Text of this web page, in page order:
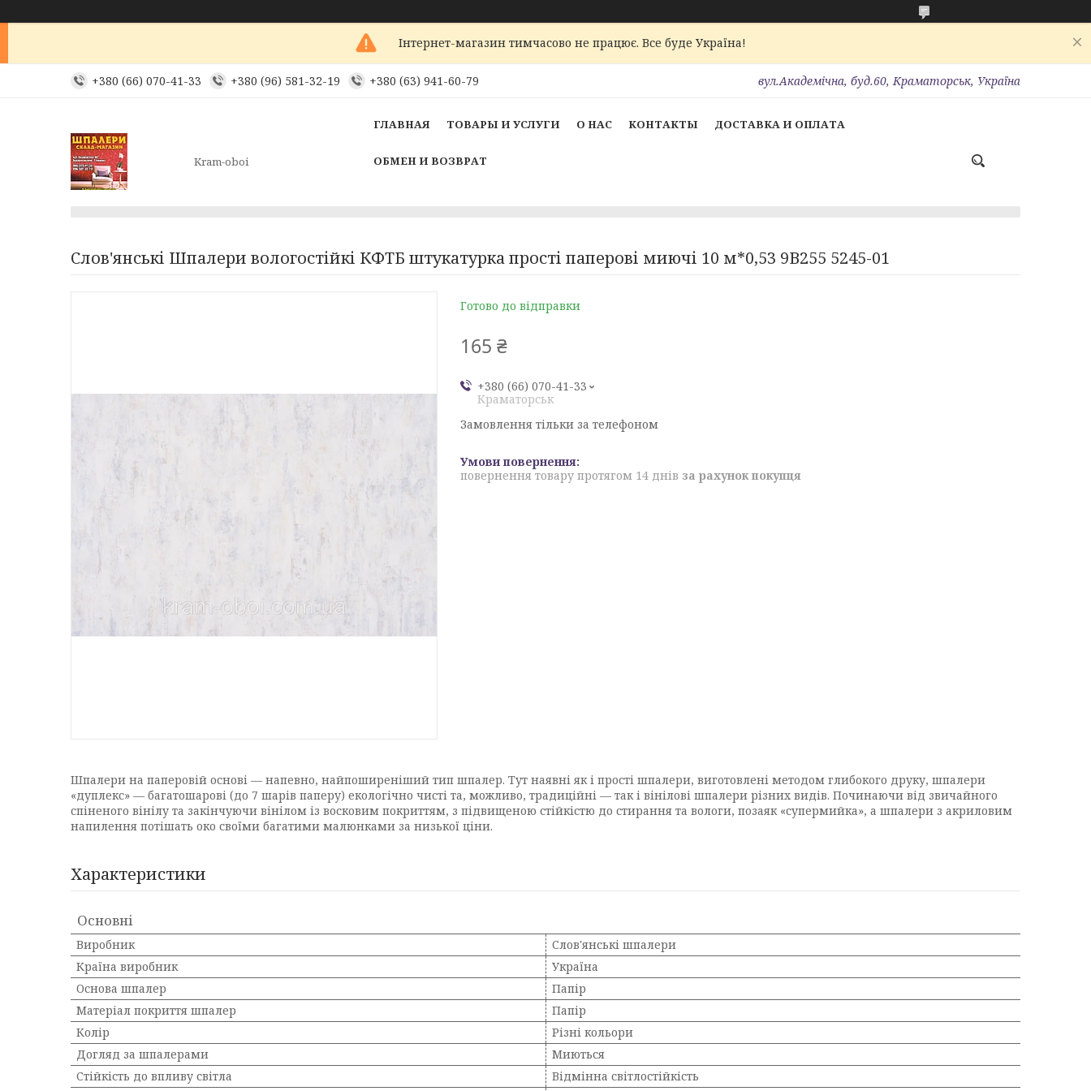
Інтернет-магазин тимчасово не працює. Все буде Україна!
+380 (66) 070-41-33 +380 (96) 581-32-19 +380 (63) 941-60-79 вул.Академічна, буд.60, Краматорськ, Україна
Kram-oboi
ГЛАВНАЯ ТОВАРЫ И УСЛУГИ О НАС КОНТАКТЫ ДОСТАВКА И ОПЛАТА
ОБМЕН И ВОЗВРАТ
Слов'янські Шпалери вологостійкі КФТБ штукатурка прості паперові миючі 10 м*0,53 9В255 5245-01
Готово до відправки
165 ₴
+380 (66) 070-41-33
Краматорськ
Замовлення тільки за телефоном
повернення товару протягом 14 днів за рахунок покупця
Шпалери на паперовій основі — напевно, найпоширеніший тип шпалер. Тут наявні як і прості шпалери, виготовлені методом глибокого друку, шпалери
«дуплекс» — багатошарові (до 7 шарів паперу) екологічно чисті та, можливо, традиційні — так і вінілові шпалери різних видів. Починаючи від звичайного
спіненого вінілу та закінчуючи вінілом із восковим покриттям, з підвищеною стійкістю до стирання та вологи, позаяк «супермийка», а шпалери з акриловим
напилення потішать око своїми багатими малюнками за низької ціни.
Характеристики
Основні
Виробник
Слов'янські шпалери
Країна виробник
Україна
Основа шпалер
Папір
Матеріал покриття шпалер
Папір
Колір
Різні кольори
Догляд за шпалерами
Миються
Стійкість до впливу світла
Відмінна світлостійкість